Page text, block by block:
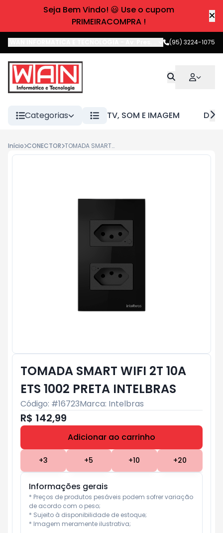
Seja Bem Vindo! 😃 Use o cupom
PRIMEIRACOMPRA !
Av. Pres. Castelo Branco,Boa
(95) 3224-1075
Categorias TV, SOM E IMAGEM
Início CONECTOR TOMADA SMART WIFI 2T 10A ETS 1002 PRETA INTELBRAS
TOMADA SMART WIFI 2T 10A
ETS 1002 PRETA INTELBRAS
Código: #16723Marca: Intelbras
R$ 142,99
Adicionar ao carrinho
+3 +5 +10 +20
Informações gerais
* Preços de produtos pesáveis podem sofrer variação
de acordo com o peso;
* Sujeito à disponibilidade de estoque;
* Imagem meramente ilustrativa;